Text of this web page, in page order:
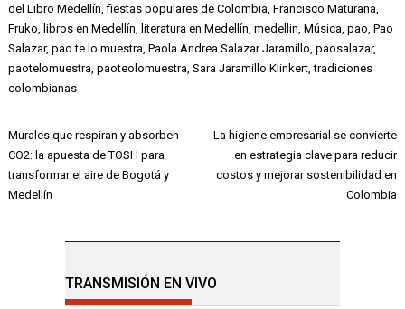
del Libro Medellín ,fiestas populares de Colombia ,Francisco Maturana
Fruko
libros en Medellín literatura en Medellín ,medellin ,Música ,pao ,Pao
Salazar,pao te lo muestra ,Paola Andrea Salazar Jaramillo ,paosalazar,
paotelomuestra ,paoteolomuestra ,Sara Jaramillo Klinkert ,tradiciones
colombianas
Navegación
de
entradas
Murales que respiran y absorben
CO2: la apuesta de TOSH para
transformar el aire de Bogotá y
Medellín
La higiene empresarial se convierte
en estrategia clave para reducir
costos y mejorar sostenibilidad en
Colombia
TRANSMISIÓN EN VIVO